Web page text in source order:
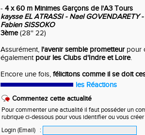
- 4 x 60 m Minimes Garçons de l'A3 Tours
kaysse EL ATRASSI - Nael GOVENDARETY
Fabien SISSOKO
3ème(28'' 22)
Assurément, l'avenir semble prometteur pour
également pour les Clubs d'Indre et Loire.
Encore une fois, félicitons comme il se doit
les Réactions
Commentez cette actualité
Pour commenter une actualité il faut posséder un
rubrique ci-dessous pour vous identifier ou vous
Login (Email)
: